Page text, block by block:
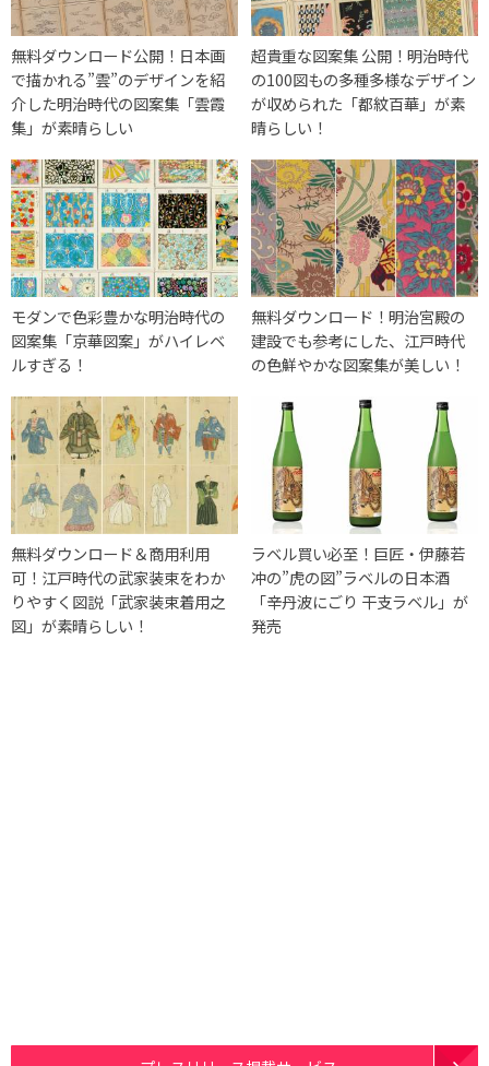
無料ダウンロード公開！日本画
で描かれる”雲”のデザインを紹
介した明治時代の図案集「雲霞
集」が素晴らしい
超貴重な図案集 公開！明治時代
の100図もの多種多様なデザイン
が収められた「都紋百華」が素
晴らしい！
モダンで色彩豊かな明治時代の
図案集「京華図案」がハイレベ
ルすぎる！
無料ダウンロード！明治宮殿の
建設でも参考にした、江戸時代
の色鮮やかな図案集が美しい！
無料ダウンロード＆商用利用
可！江戸時代の武家装束をわか
りやすく図説「武家装束着用之
図」が素晴らしい！
ラベル買い必至！巨匠・伊藤若
冲の”虎の図”ラベルの日本酒
「辛丹波にごり 干支ラベル」が
発売